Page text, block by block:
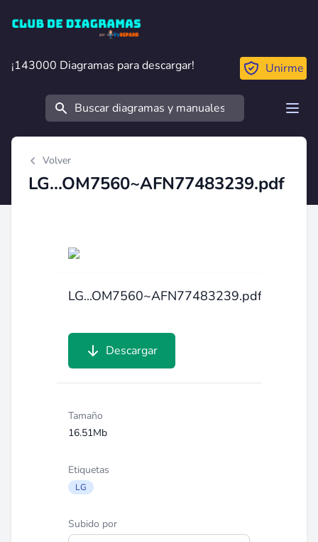
Club de Diagramas
¡143000 Diagramas para descargar!
¡143000 Diagramas para descargar! Unirme
Buscar
Volver
LG...OM7560~AFN77483239.pdf
LG...OM7560~AFN77483239.pdf
Descargar
Tamaño
16.51Mb
Etiquetas
LG
Subido por